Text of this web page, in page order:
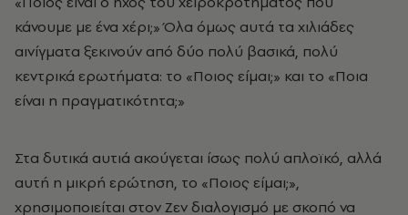
κάνουμε με ένα χέρι;» Όλα όμως αυτά τα χιλιάδες
αινίγματα ξεκινούν από δύο πολύ βασικά, πολύ
κεντρικά ερωτήματα: το «Ποιος είμαι;» και το «Ποια
είναι η πραγματικότητα;»
Στα δυτικά αυτιά ακούγεται ίσως πολύ απλοϊκό, αλλά
αυτή η μικρή ερώτηση, το «Ποιος είμαι;»,
χρησιμοποιείται στον Ζεν διαλογισμό με σκοπό να